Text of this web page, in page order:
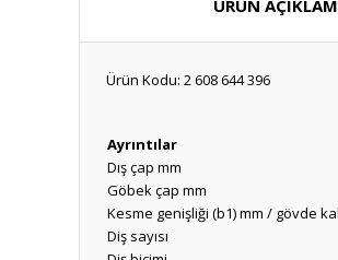
ÜRÜN
Ürün Kodu: 2 608 644 396
Ayrıntılar
Dış çap mm
Göbek çap mm
Kesme genişliği (b1) mm / gövde
Diş sayısı